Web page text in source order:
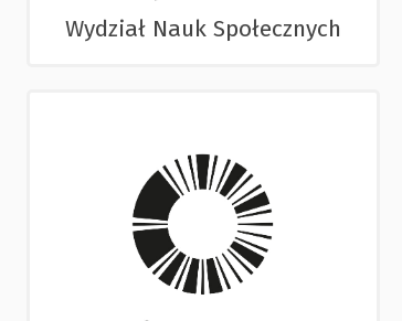
Wydział Nauk Społecznych